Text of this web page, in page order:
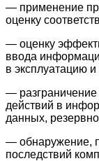
— применение
оценку
— оценку
ввода
в эксплуатацию
— разграничение
действий в
данных,
— обнаружение,
последствий